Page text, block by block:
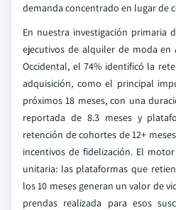
demanda concentrado en lugar de
En nuestra investigación primaria
ejecutivos de alquiler de moda en
Occidental, el 74% identificó la
adquisición, como el principal
próximos 18 meses, con una
reportada de 8.3 meses y
retención de cohortes de 12+
incentivos de fidelización. El
unitaria: las plataformas que
los 10 meses generan un valor de
prendas realizada para esos